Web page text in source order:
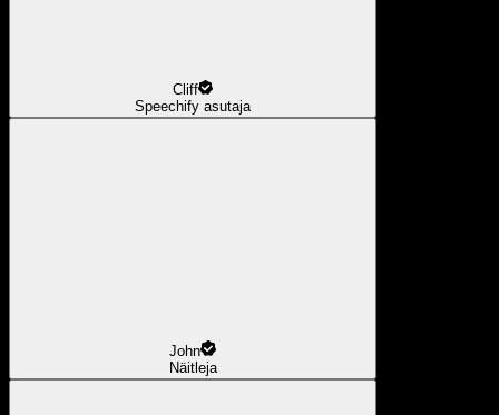
Cliff
Speechify asutaja
John
Näitleja